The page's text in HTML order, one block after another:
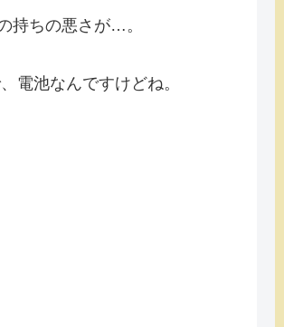
持ちの悪さが…。
電池なんですけどね。